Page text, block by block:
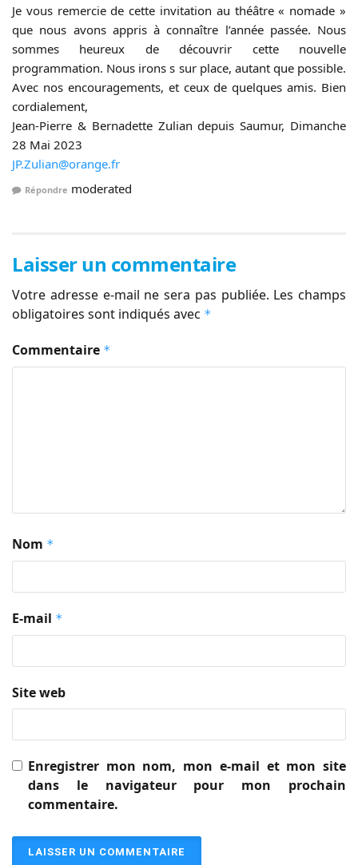
Je vous remercie de cette invitation au théâtre « nomade »
que nous avons appris à connaître l’année passée. Nous
sommes heureux de découvrir cette nouvelle
programmation. Nous irons s sur place, autant que possible.
Avec nos encouragements, et ceux de quelques amis. Bien
cordialement,
Jean-Pierre & Bernadette Zulian depuis Saumur, Dimanche
28 Mai 2023
JP.Zulian@orange.fr
Répondre moderated
Laisser un commentaire
Votre adresse e-mail ne sera pas publiée. Les champs
obligatoires sont indiqués avec *
Commentaire *
Nom *
E-mail *
Site web
Enregistrer mon nom, mon e-mail et mon site
dans le navigateur pour mon prochain
commentaire.